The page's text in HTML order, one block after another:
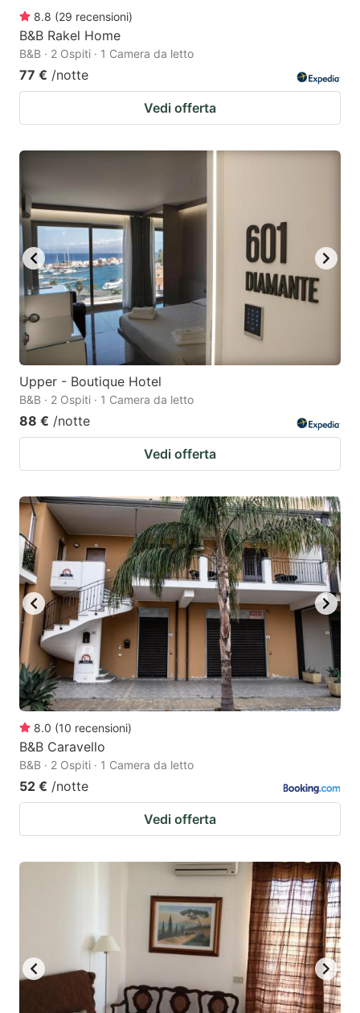
8.8 (29 recensioni)
B&B Rakel Home
B&B · 2 Ospiti · 1 Camera da letto
77 € /notte
Vedi offerta
Upper - Boutique Hotel
B&B · 2 Ospiti · 1 Camera da letto
88 € /notte
Vedi offerta
8.0 (10 recensioni)
B&B Caravello
B&B · 2 Ospiti · 1 Camera da letto
52 € /notte
Vedi offerta